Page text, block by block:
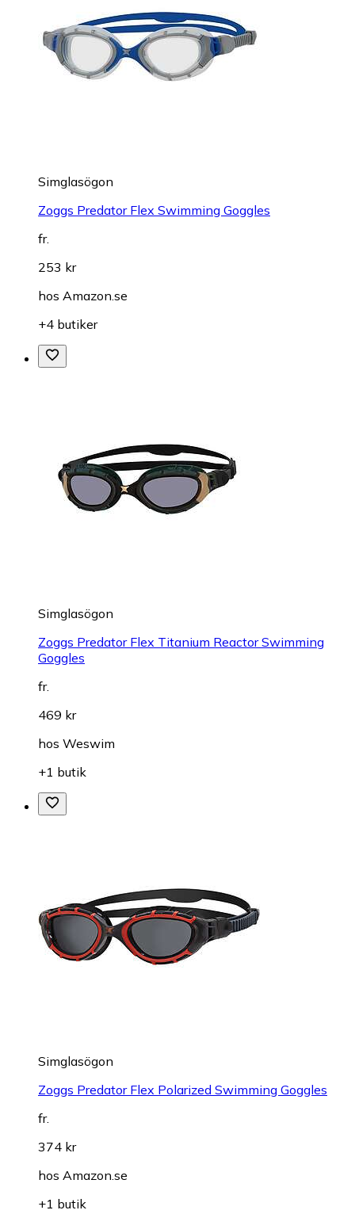
Simglasögon
Zoggs Predator Flex Swimming Goggles
fr.
253 kr
hos Amazon.se
+4 butiker
Simglasögon
Zoggs Predator Flex Titanium Reactor Swimming
Goggles
fr.
469 kr
hos Weswim
+1 butik
Simglasögon
Zoggs Predator Flex Polarized Swimming Goggles
fr.
374 kr
hos Amazon.se
+1 butik